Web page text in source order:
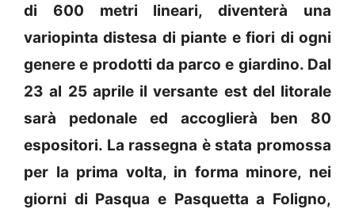
di 600 metri lineari, diventerà una
variopinta distesa di piante e fiori di ogni
genere e prodotti da parco e giardino. Dal
23 al 25 aprile il versante est del litorale
sarà pedonale ed accoglierà ben 80
espositori. La rassegna è stata promossa
per la prima volta, in forma minore, nei
giorni di Pasqua e Pasquetta a Foligno,